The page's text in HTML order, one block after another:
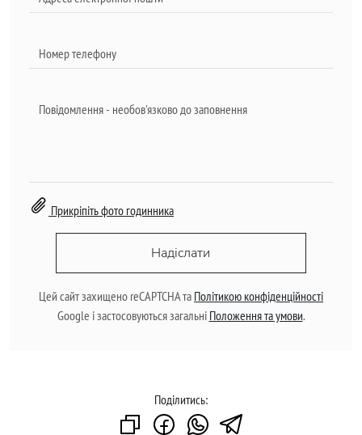
Прикріпіть фото годинника
Надіслати
Цей сайт захищено reCAPTCHA та Політикою конфіденційності
Google і застосовуються загальні Положення та умови.
Поділитись: